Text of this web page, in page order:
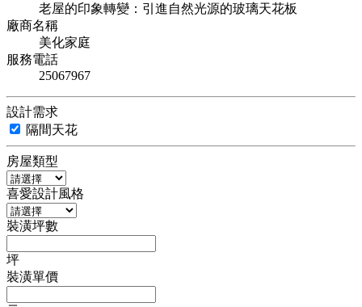
老屋的印象轉變：引進自然光源的玻璃天花板
廠商名稱
美化家庭
服務電話
25067967
設計需求
隔間天花
房屋類型
喜愛設計風格
裝潢坪數
坪
裝潢單價